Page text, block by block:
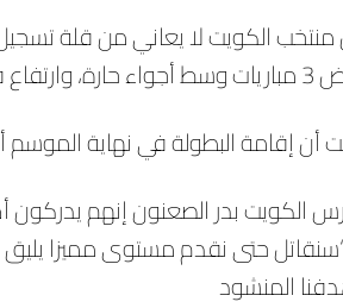
منتخب الكويت لا يعاني من قلة
أن إقامة البطولة في نهاية
الكويت بدر الصعنون إنهم يدركون
حتى نقدم مستوى مميزا يليق